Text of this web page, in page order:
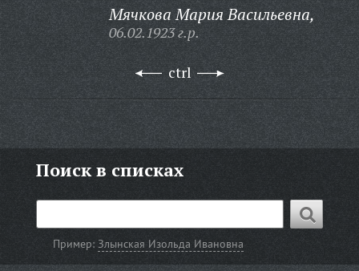
Мячкова Мария Васильевна,
06.02.1923 г.р.
ctrl
Поиск в списках
Пример:Злынская Изольда Ивановна